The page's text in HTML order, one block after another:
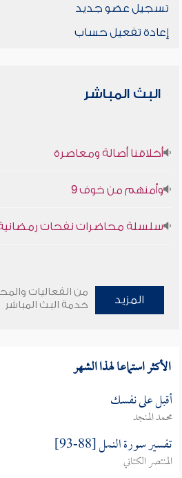
تسجيل عضو جديد
إعادة تفعيل حساب
البث المباشر
أخلاقنا أصالة ومعاصرة
وأمنهم من خوف 9
سلسلة محاضرات نفحات رمضانية
المزيد
من الفعاليات
خدمة البث المباشر
الأكثر استماعا لهذا الشهر
أقبل على نفسك
محمد المنجد
تفسير سورة النمل [88-93]
المنتصر الكتاني